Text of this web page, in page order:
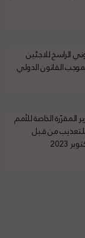
الراسخ للاجئين
القانون الدولي
المقرّرة الخاصة للأمم
من قبل